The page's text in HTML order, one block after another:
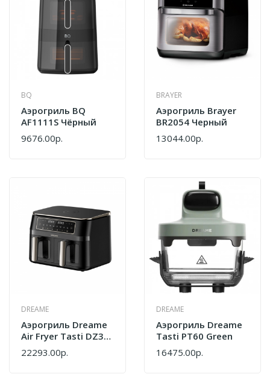
BQ
Аэрогриль BQ
AF1111S Чёрный
9676.00р.
BRAYER
Аэрогриль Brayer
BR2054 Черный
13044.00р.
DREAME
Аэрогриль Dreame
Air Fryer Tasti DZ30
Black
22293.00р.
DREAME
Аэрогриль Dreame
Tasti PT60 Green
16475.00р.